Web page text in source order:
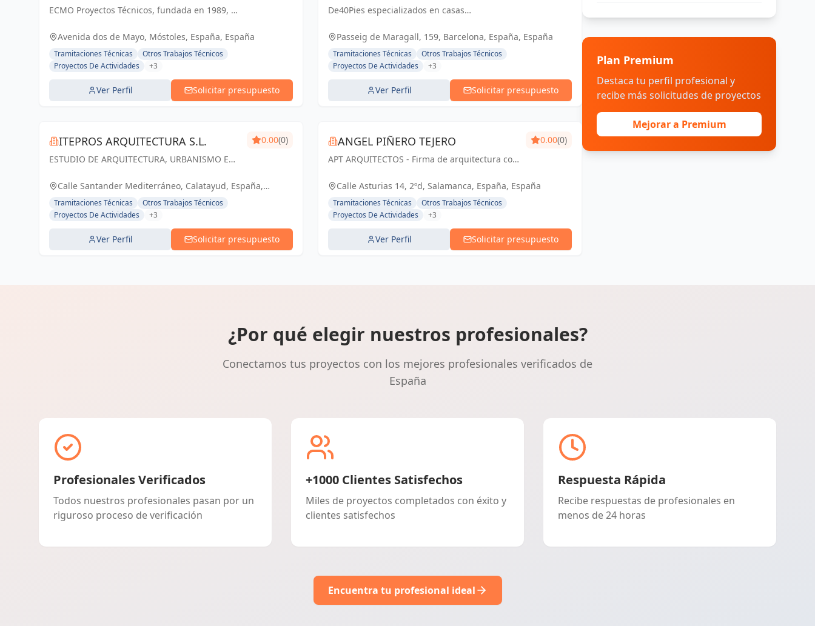
ECMO Proyectos Técnicos, fundada en 1989, es
experiencia en la elaboración y tramitación de
proyectos de ingeniería, tanto industriales,...
Avenida dos de Mayo, Móstoles, España, España
Tramitaciones Técnicas
Otros Trabajos Técnicos
Proyectos De Actividades
+3
Ver Perfil Solicitar presupuesto
De40Pies especializados en casas
ofreciendo diseños modernos y eficiencia
energética. Con más de 25 años de
experiencia, persona...
Passeig de Maragall, 159, Barcelona, España, España
Tramitaciones Técnicas
Otros Trabajos Técnicos
Proyectos De Actividades
+3
Ver Perfil Solicitar presupuesto
ITEPROS ARQUITECTURA S.L.
ESTUDIO DE ARQUITECTURA, URBANISMO E
0.00(0)
Calle Santander Mediterráneo, Calatayud, España,
España
Tramitaciones Técnicas
Otros Trabajos Técnicos
Proyectos De Actividades
+3
Ver Perfil Solicitar presupuesto
ANGEL PIÑERO TEJERO
APT ARQUITECTOS - Firma de arquitectura con
0.00(0)
Calle Asturias 14, 2ºd, Salamanca, España, España
Tramitaciones Técnicas
Otros Trabajos Técnicos
Proyectos De Actividades
+3
Ver Perfil Solicitar presupuesto
Plan Premium
Destaca tu perfil profesional y
recibe más solicitudes de proyectos
Mejorar a Premium
¿Por qué elegir nuestros profesionales?
Conectamos tus proyectos con los mejores profesionales verificados de
España
Profesionales Verificados
Todos nuestros profesionales pasan por un
riguroso proceso de verificación
+1000 Clientes Satisfechos
Miles de proyectos completados con éxito y
clientes satisfechos
Respuesta Rápida
Recibe respuestas de profesionales en
menos de 24 horas
Encuentra tu profesional ideal